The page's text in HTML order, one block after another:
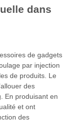
dans
de gadgets
par injection
de produits. Le
des
En produisant en
et ont
des